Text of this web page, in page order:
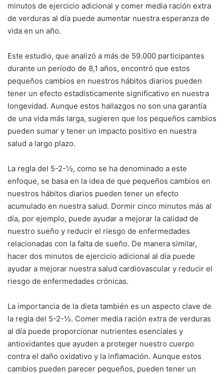
minutos de ejercicio adicional y comer media ración extra
de verduras al día puede aumentar nuestra esperanza de
vida en un año.
Este estudio, que analizó a más de 59.000 participantes
durante un período de 8,1 años, encontró que estos
pequeños cambios en nuestros hábitos diarios pueden
tener un efecto estadísticamente significativo en nuestra
longevidad. Aunque estos hallazgos no son una garantía
de una vida más larga, sugieren que los pequeños cambios
pueden sumar y tener un impacto positivo en nuestra
salud a largo plazo.
La regla del 5-2-½, como se ha denominado a este
enfoque, se basa en la idea de que pequeños cambios en
nuestros hábitos diarios pueden tener un efecto
acumulado en nuestra salud. Dormir cinco minutos más al
día, por ejemplo, puede ayudar a mejorar la calidad de
nuestro sueño y reducir el riesgo de enfermedades
relacionadas con la falta de sueño. De manera similar,
hacer dos minutos de ejercicio adicional al día puede
ayudar a mejorar nuestra salud cardiovascular y reducir el
riesgo de enfermedades crónicas.
La importancia de la dieta también es un aspecto clave de
la regla del 5-2-½. Comer media ración extra de verduras
al día puede proporcionar nutrientes esenciales y
antioxidantes que ayuden a proteger nuestro cuerpo
contra el daño oxidativo y la inflamación. Aunque estos
cambios pueden parecer pequeños, pueden tener un